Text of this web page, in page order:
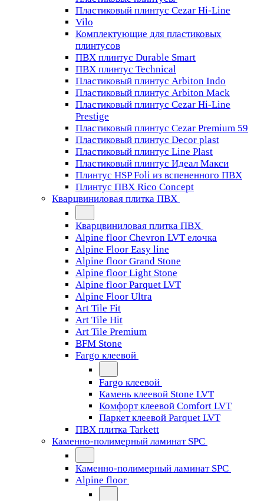
Пластиковый плинтус Cezar Hi-Line
Vilo
Комплектующие для пластиковых
плинтусов
ПВХ плинтус Durable Smart
ПВХ плинтус Technical
Пластиковый плинтус Arbiton Indo
Пластиковый плинтус Arbiton Mack
Пластиковый плинтус Cezar Hi-Line
Prestige
Пластиковый плинтус Cezar Premium 59
Пластиковый плинтус Decor plast
Пластиковый плинтус Line Plast
Пластиковый плинтус Идеал Макси
Плинтус HSP Foli из вспененного ПВХ
Плинтус ПВХ Rico Concept
Кварцвиниловая плитка ПВХ
Кварцвиниловая плитка ПВХ
Alpine floor Chevron LVT елочка
Alpine Floor Easy line
Alpine floor Grand Stone
Alpine floor Light Stone
Alpine floor Parquet LVT
Alpine Floor Ultra
Art Tile Fit
Art Tile Hit
Art Tile Premium
BFM Stone
Fargo клеевой
Fargo клеевой
Камень клеевой Stone LVT
Комфорт клеевой Comfort LVT
Паркет клеевой Parquet LVT
ПВХ плитка Tarkett
Каменно-полимерный ламинат SPC
Каменно-полимерный ламинат SPC
Alpine floor